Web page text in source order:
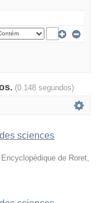
(0.148 segundos)
sciences
Encyclopédique de Roret